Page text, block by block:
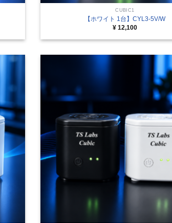
CUBIC1
【ホワイト 1台】CYL3-5V/W
¥ 12,100